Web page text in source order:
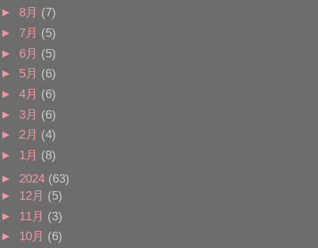
► 8月 (7)
► 7月 (5)
► 6月 (5)
► 5月 (6)
► 4月 (6)
► 3月 (6)
► 2月 (4)
► 1月 (8)
► 2024 (63)
► 12月 (5)
► 11月 (3)
► 10月 (6)